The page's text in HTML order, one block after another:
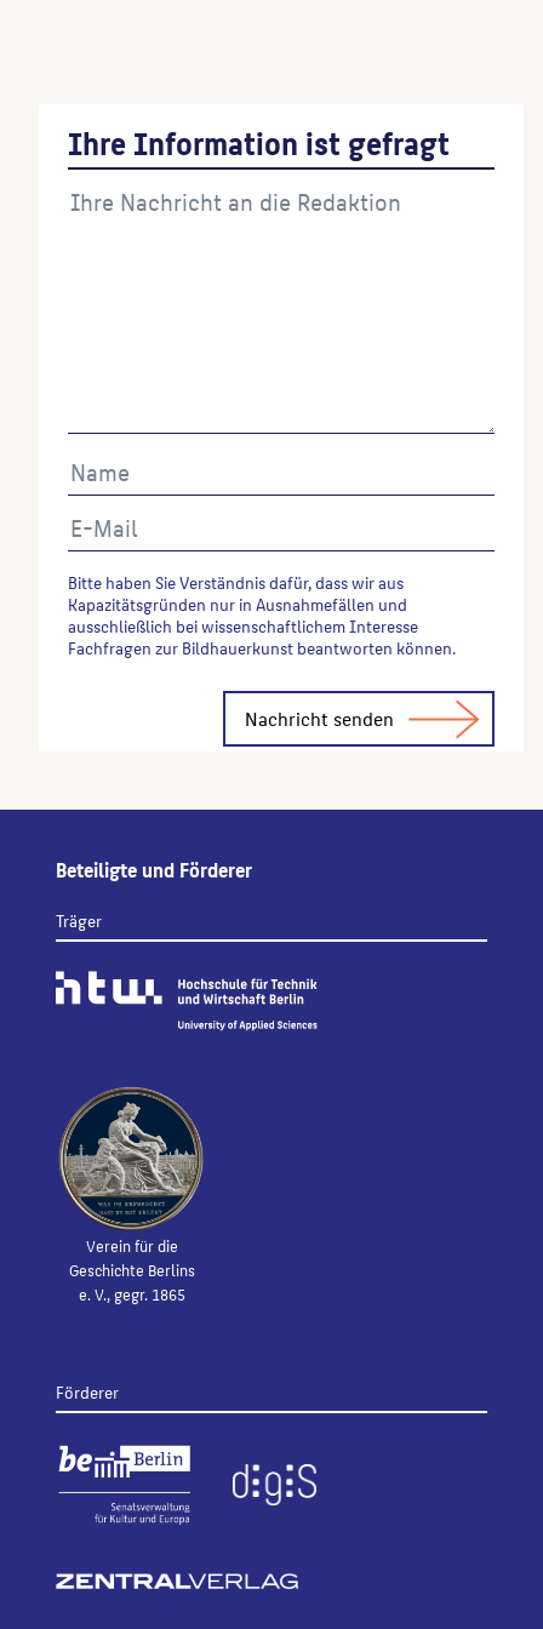
Ihre Information ist gefragt
Bitte haben Sie Verständnis dafür, dass wir aus
Kapazitätsgründen nur in Ausnahmefällen und
ausschließlich bei wissenschaftlichem Interesse
Fachfragen zur Bildhauerkunst beantworten können.
Beteiligte und Förderer
Träger
Verein für die
Geschichte Berlins
e. V., gegr. 1865
Förderer